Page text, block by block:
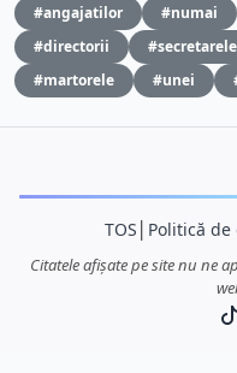
#angajatilor
#numai
#directorii
#secretarele
#martorele
#unei
TOS Politică
Citatele afișate pe site nu ne